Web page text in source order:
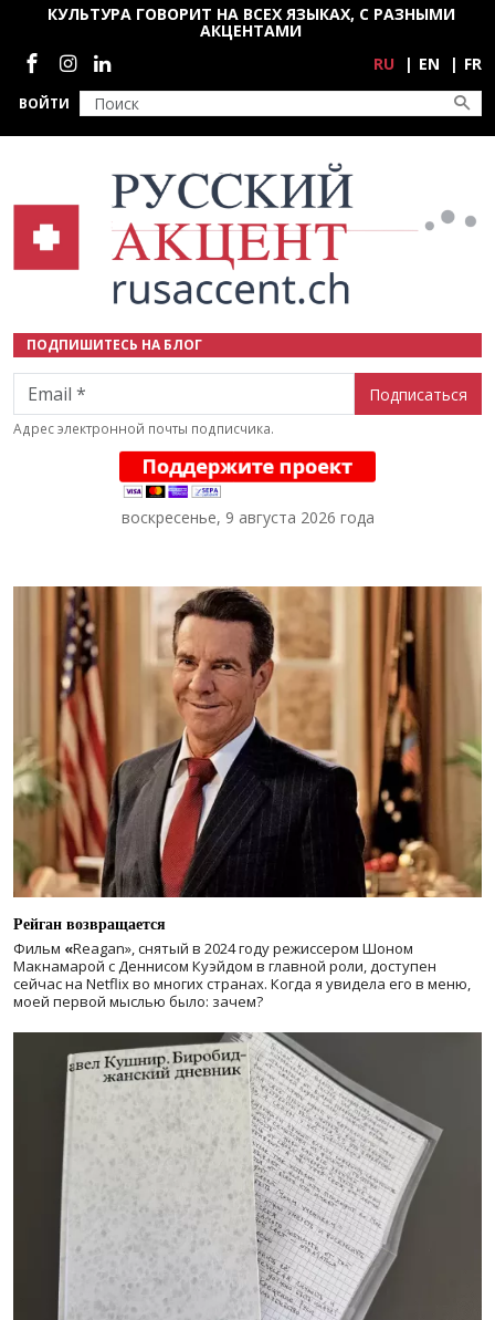
Перейти к основному содержанию
ВОЙТИ
КУЛЬТУРА ГОВОРИТ НА ВСЕХ ЯЗЫКАХ, С РАЗНЫМИ
АКЦЕНТАМИ
Социальные сети
RU EN FR
ПОДПИШИТЕСЬ НА БЛОГ
Email
Адрес электронной почты подписчика.
воскресенье, 9 августа 2026 года
Рейган возвращается
Фильм «Reagan», снятый в 2024 годурежиссером Шоном
Макнамарой с Деннисом Куэйдом в главной роли, доступен
сейчас на Netflix во многих странах. Когда я увидела его в меню,
моей первой мыслью было: зачем?